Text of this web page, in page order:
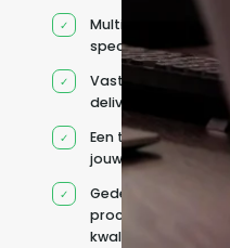
Multidisciplinaire
specialisten
Vaste
deliverycoördinatie
Een team rond
jouw roadmap
Gedeelde
processen en
kwaliteitsnormen